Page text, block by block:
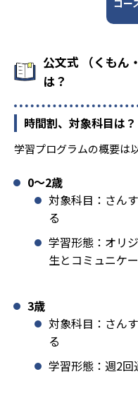
コー
公文式 （くもん
は？
時間割、対象科目は？
学習プログラムの概要は
0〜2歳
対象科目：さん
る
学習形態：オリ
生とコミュニケ
3歳
対象科目：さん
る
学習形態：週2